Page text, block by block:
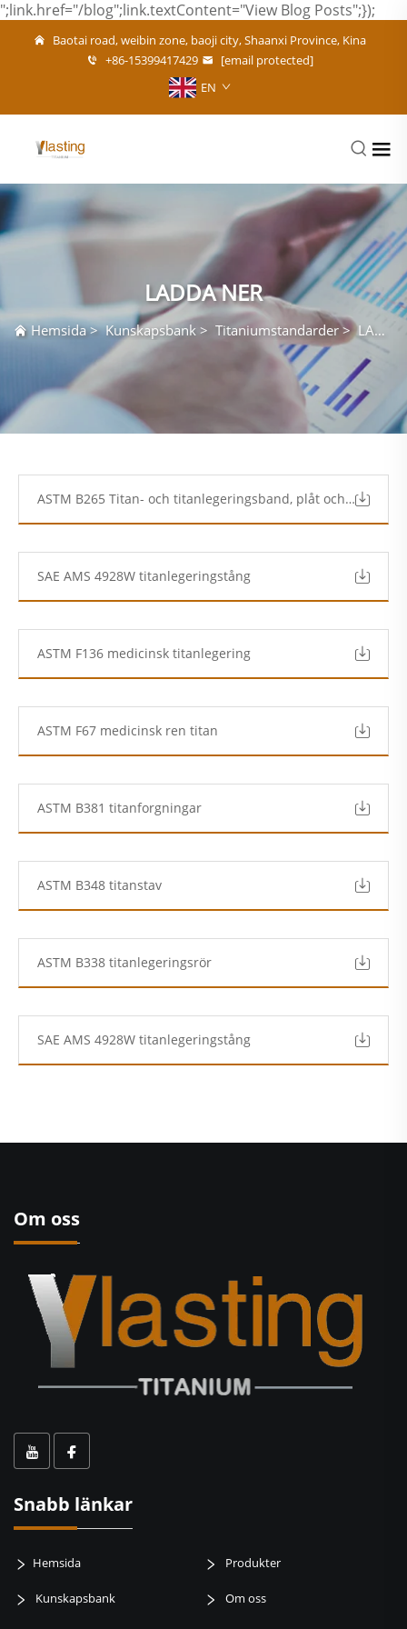
";link.href="/blog";link.textContent="View Blog Posts";});
Baotai road, weibin zone, baoji city, Shaanxi Province, Kina
+86-15399417429
[email protected]
EN
LADDA NER
Hemsida>Kunskapsbank > Titaniumstandarder>LADDA NER
ASTM B265 Titan- och titanlegeringsband, plåt och platta.pdf
SAE AMS 4928W titanlegeringstång
ASTM F136 medicinsk titanlegering
ASTM F67 medicinsk ren titan
ASTM B381 titanforgningar
ASTM B348 titanstav
ASTM B338 titanlegeringsrör
SAE AMS 4928W titanlegeringstång
Om oss
Snabb länkar
Hemsida Produkter
Kunskapsbank Om oss